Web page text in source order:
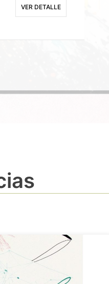
VER DETALLE